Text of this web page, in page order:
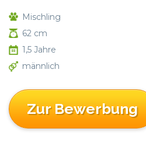
Mischling
62 cm
1,5 Jahre
männlich
Zur Bewerbung